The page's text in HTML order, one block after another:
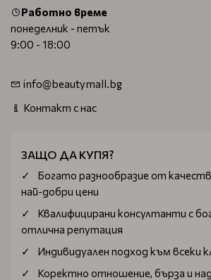
Работно време
понеделник - петък
9:00 - 18:00
info@beautymall.bg
Контакт с нас
ЗАЩО ДА КУПЯ?
Богатo разнообразие от
най-добри цени
Квалифицирани консултанти с
отлична репутация
Индивидуален подход към всеки
Коректно отношение, бърза и